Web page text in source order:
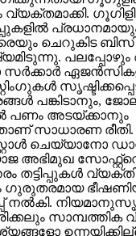
പണം അടയ്ക്കാനും
സാധാരണ രീതി.
ചെയ്യാനോ ഡാറ്റ
അഭിമുഖ
തട്ടിപ്പുകള്‍
ഗുരുതരമായ
നല്‍കി.
സാമ്പത്തിക
ഓണ്‍ലൈനില്‍
ഗൂഗിള്‍ വ്യക്തമാക്കി.